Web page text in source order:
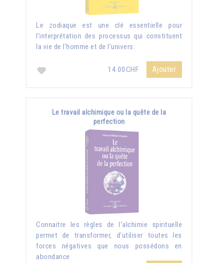
Le zodiaque est une clé essentielle pour
l’interprétation des processus qui constituent
la vie de l’homme et de l’univers.
14.00CHF Ajouter
Le travail alchimique ou la quête de la
perfection
Connaitre les règles de l'alchimie spirituelle
permet de transformer, d'utiliser toutes les
forces négatives que nous possédons en
abondance